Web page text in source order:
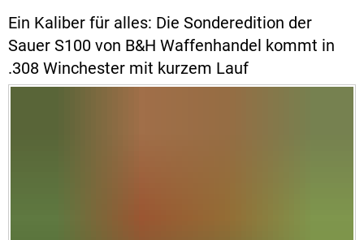
Ein Kaliber für alles: Die Sonderedition der
Sauer S100 von B&H Waffenhandel kommt in
.308 Winchester mit kurzem Lauf